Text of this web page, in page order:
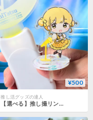
¥500
推し活グッズの達人
【選べる】推し撮リング ライブシリーズ スタンドマイクB 全9色